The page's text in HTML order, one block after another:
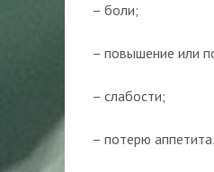
– боли;
– повышение или
– слабости;
– потерю аппетита;